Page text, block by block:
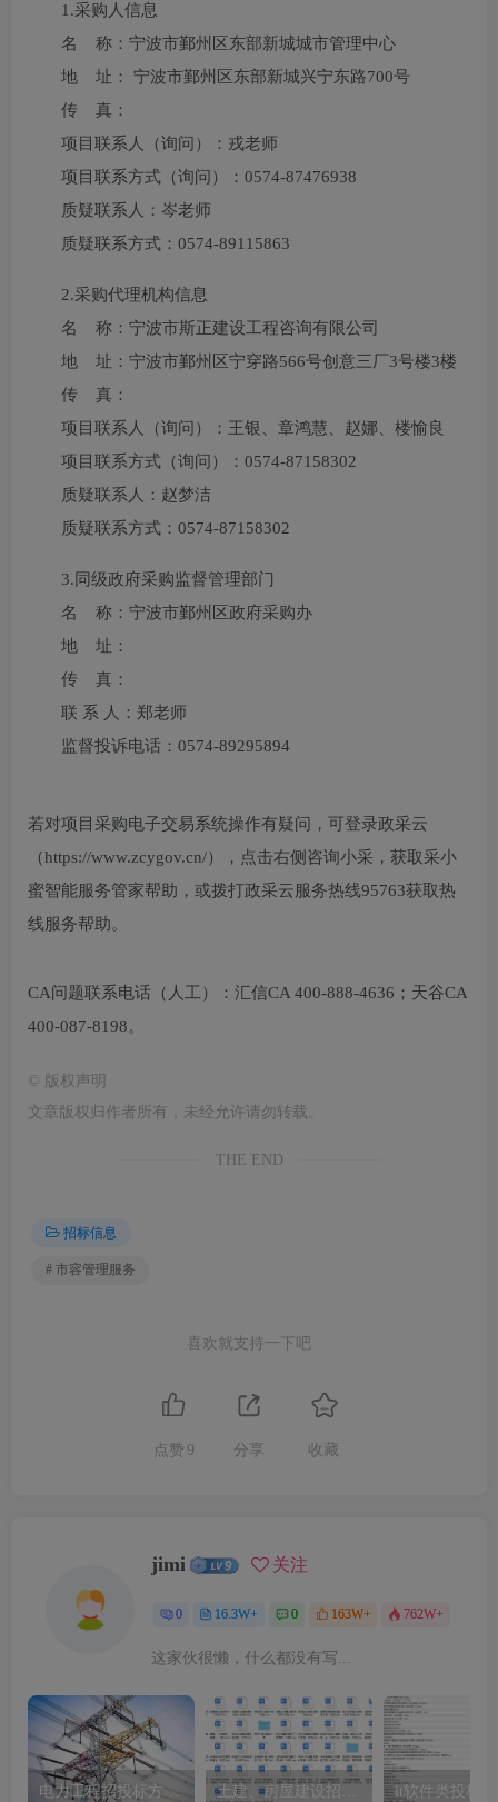
1.采购人信息
名 称： 宁波市鄞州区东部新城城市管理中心
地 址：
宁波市鄞州区东部新城兴宁东路700号
传 真：
项目联系人（询问）： 戎老师
项目联系方式（询问）： 0574-87476938
质疑联系人： 岑老师
质疑联系方式： 0574-89115863
2.采购代理机构信息
名 称： 宁波市斯正建设工程咨询有限公司
地 址： 宁波市鄞州区宁穿路566号创意三厂3号楼3楼
传 真：
项目联系人（询问）： 王银、章鸿慧、赵娜、楼愉良
项目联系方式（询问）： 0574-87158302
质疑联系人： 赵梦洁
质疑联系方式： 0574-87158302
3. 同级政府采购监督管理部门
名 称：宁波市鄞州区政府采购办
地 址：
传 真：
联 系 人：郑老师
监督投诉电话：0574-89295894
若对项目采购电子交易系统操作有疑问，可登录政采云
（https://www.zcygov.cn/），点击右侧咨询小采，获取采小
蜜智能服务管家帮助，或拨打政采云服务热线95763获取热
线服务帮助。
CA问题联系电话（人工）：汇信CA 400-888-4636；天谷CA
400-087-8198。
©
版权声明
文章版权归作者所有，未经允许请勿转载。
THE END
招标信息
# 市容管理服务
喜欢就支持一下吧
点赞 9 分享 收藏
jimi 关注
0 16.3W+ 0 163W+ 762W+
这家伙很懒，什么都没有写...
电力工程招投标方案模板 it软件类投标